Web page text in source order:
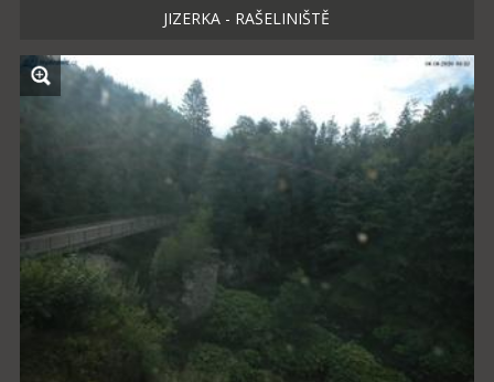
JIZERKA - RAŠELINIŠTĚ